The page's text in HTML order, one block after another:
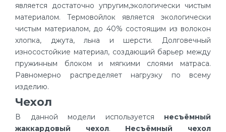
является достаточно упругим,экологически чистым
материалом. Термовойлок является экологически
чистым материалом, до 40% состоящим из волокон
хлопка, джута, льна и шерсти. Долговечный
износостойкие материал, создающий барьер между
пружинным блоком и мягкими слоями матраса.
Равномерно распределяет нагрузку по всему
изделию.
Чехол
В данной модели используется несъёмный
жаккардовый чехол. Несъёмный чехол